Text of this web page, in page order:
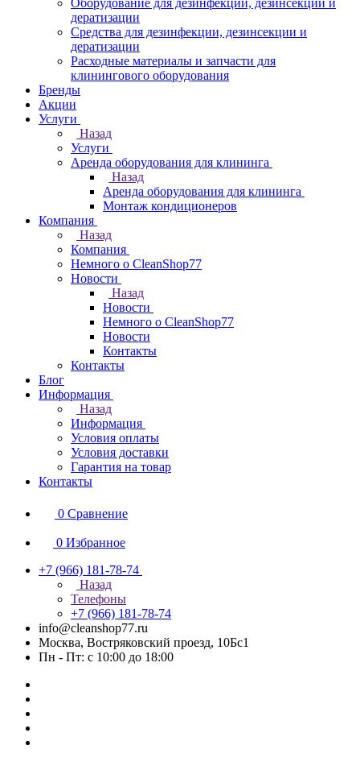
Оборудование для дезинфекции, дезинсекции и
дератизации
Средства для дезинфекции, дезинсекции и
дератизации
Расходные материалы и запчасти для
клинингового оборудования
Бренды
Акции
Услуги
Назад
Услуги
Аренда оборудования для клининга
Назад
Аренда оборудования для клининга
Монтаж кондиционеров
Компания
Назад
Компания
Немного о CleanShop77
Новости
Назад
Новости
Немного о CleanShop77
Новости
Контакты
Контакты
Блог
Информация
Назад
Информация
Условия оплаты
Условия доставки
Гарантия на товар
Контакты
0 Сравнение
0 Избранное
+7 (966) 181-78-74
Назад
Телефоны
+7 (966) 181-78-74
info@cleanshop77.ru
Москва, Востряковский проезд, 10Бс1
Пн - Пт: с 10:00 до 18:00